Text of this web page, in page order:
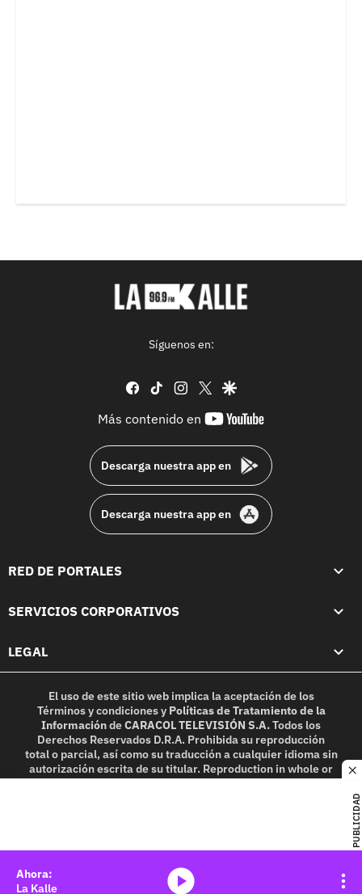
PUBLICIDAD
Síguenos en:
facebook
tiktok instagram
twittergoogle
Más contenido en
youtube-
Descarga nuestra app en
Descarga nuestra app en
RED DE PORTALES
SERVICIOS CORPORATIVOS
LEGAL
El uso de este sitio web implica la aceptación de los
Términos y condicionesy Políticas de Tratamiento de la
InformacióndeCARACOL TELEVISIÓN S.A.Todos los
Derechos Reservados D.R.A. Prohibida su reproducción
total o parcial, así como su traducción a cualquier idioma sin
autorización escrita de su titular. Reproduction in whole or
in part, or translation without written permission is
La Kalle